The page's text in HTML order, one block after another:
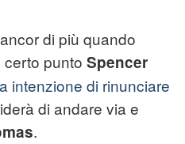
di più quando
certo punto Spencer
intenzione di rinunciare
di andare via e
.